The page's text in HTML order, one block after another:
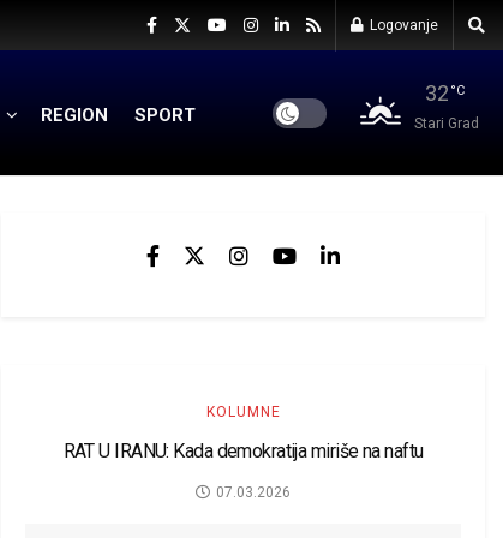
Logovanje
REGION SPORT
32 °C
Stari Grad
KOLUMNE
RAT U IRANU: Kada demokratija miriše na naftu
07.03.2026